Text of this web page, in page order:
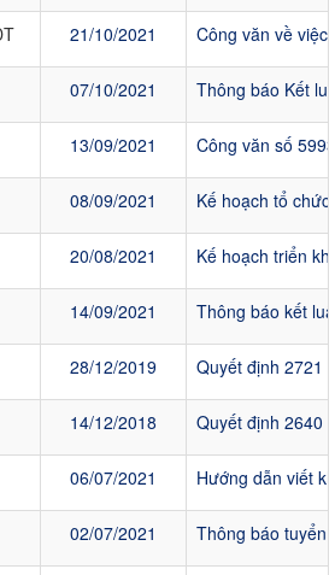
21/10/2021 Công văn về
07/10/2021 Thông báo Kết
13/09/2021 Công văn số
08/09/2021 Kế hoạch tổ
20/08/2021 Kế hoạch triển
14/09/2021 Thông báo kết
28/12/2019 Quyết định 2721
14/12/2018 Quyết định 2640
06/07/2021 Hướng dẫn viết
02/07/2021 Thông báo tuyển